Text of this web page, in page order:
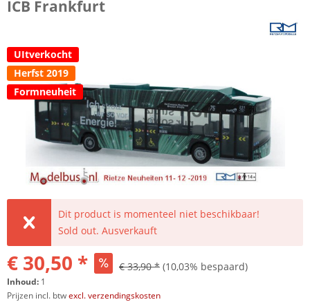
ICB Frankfurt
UItverkocht
Herfst 2019
Formneuheit
Dit product is momenteel niet beschikbaar!
Sold out. Ausverkauft
€ 30,50 * € 33,90 * (10,03% bespaard)
Inhoud: 1
Prijzen incl. btwexcl. verzendingskosten